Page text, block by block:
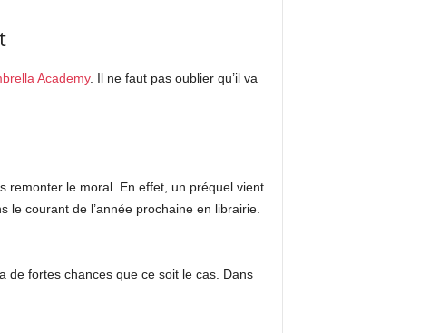
Academy. Il ne faut pas oublier qu’il va
remonter le moral. En effet, un préquel vient
le courant de l’année prochaine en librairie.
de fortes chances que ce soit le cas. Dans